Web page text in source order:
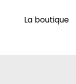
La boutique